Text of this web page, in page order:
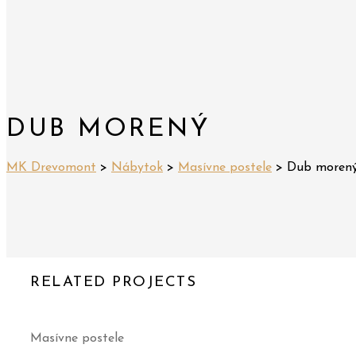
DUB MORENÝ
MK Drevomont > Nábytok > Masívne postele > Dub
RELATED PROJECTS
Masívne postele